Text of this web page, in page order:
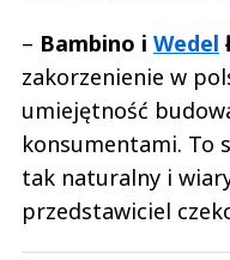
– Bambino i Wedel
zakorzenienie w
umiejętność
konsumentami. To
tak naturalny i
przedstawiciel